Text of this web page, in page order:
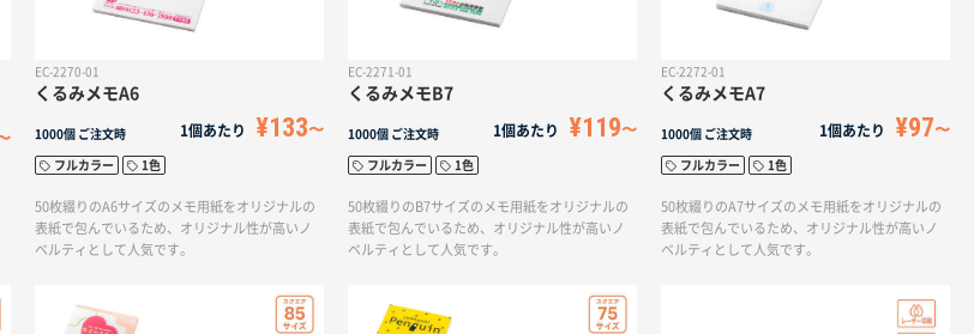
EC-2270-01
くるみメモA6
1000個 ご注文時 1個あたり ¥133
フルカラー 1色
50枚綴りのA6サイズのメモ用紙をオリジナルの
表紙で包んでいるため、オリジナル性が高いノ
ベルティとして人気です。
EC-2271-01
くるみメモB7
1000個 ご注文時 1個あたり ¥119
フルカラー 1色
50枚綴りのB7サイズのメモ用紙をオリジナルの
表紙で包んでいるため、オリジナル性が高いノ
ベルティとして人気です。
EC-2272-01
くるみメモA7
1000個 ご注文時 1個あたり ¥97
フルカラー 1色
50枚綴りのA7サイズのメモ用紙をオリジナルの
表紙で包んでいるため、オリジナル性が高いノ
ベルティとして人気です。